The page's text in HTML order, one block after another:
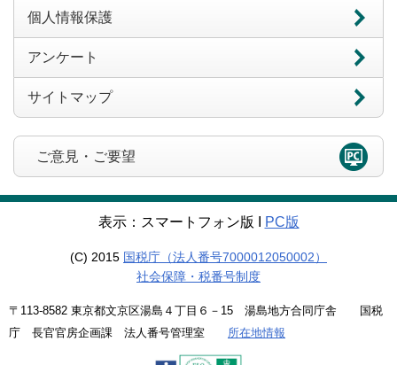
個人情報保護
アンケート
サイトマップ
ご意見・ご要望
表示：スマートフォン版 Ι PC版
(C) 2015 国税庁（法人番号7000012050002）
社会保障・税番号制度
〒113-8582 東京都文京区湯島４丁目６－15 湯島地方合同庁舎 国税
庁 長官官房企画課 法人番号管理室 所在地情報